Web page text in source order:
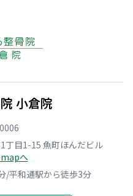
小倉院
丁目1-15 魚町ほんだビル
へ
/平和通駅から徒歩3分